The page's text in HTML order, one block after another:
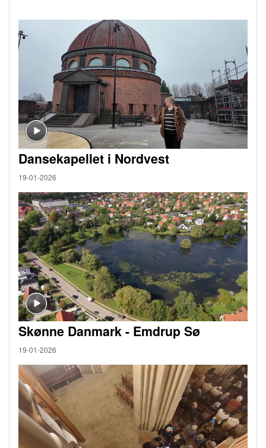
Dansekapellet i Nordvest
19-01-2026
Skønne Danmark - Emdrup Sø
19-01-2026